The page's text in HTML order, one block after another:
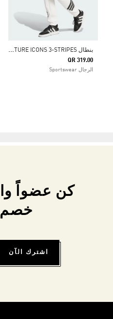
ب
نطال FUTURE ICONS 3-STRIPES
QR 319.00
الرجال Sportswear
كن عضواً
خصم 10٪
اشترك الآن